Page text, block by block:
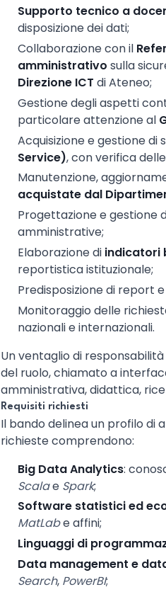
Supporto tecnico a
disposizione dei dati;
Collaborazione con il
amministrativo sulla
Direzione ICT di Ateneo;
Gestione degli aspetti
particolare attenzione al
Acquisizione e gestione di
Service), con verifica
Manutenzione,
acquistate dal
Progettazione e gestione
amministrative;
Elaborazione di indicatori
reportistica istituzionale;
Predisposizione di report
Monitoraggio delle
nazionali e internazionali.
Un ventaglio di
del ruolo, chiamato a
amministrativa, didattica,
Requisiti richiesti
Il bando delinea un profilo di
richieste comprendono:
Big Data Analytics:
Scalae Spark;
Software statistici ed
MatLabe affini;
Linguaggi di
Data management e
Search, PowerBI;